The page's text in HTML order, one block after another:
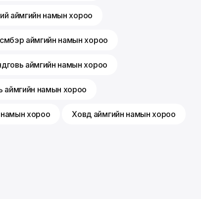
аймгийн намын хороо
аймгийн намын хороо
аймгийн намын хороо
аймгийн намын хороо
намын хороо Ховд аймгийн намын хороо